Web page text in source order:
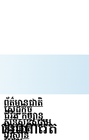
ព័ត៌មានជាតិ
សេដ្ឋកិច្ច
ជីវិត កម្សាន្ត
សន្តិសុខ​សង្គម
អន្តរជាតិ
បរិស្ថាន
ាណារ៉េត